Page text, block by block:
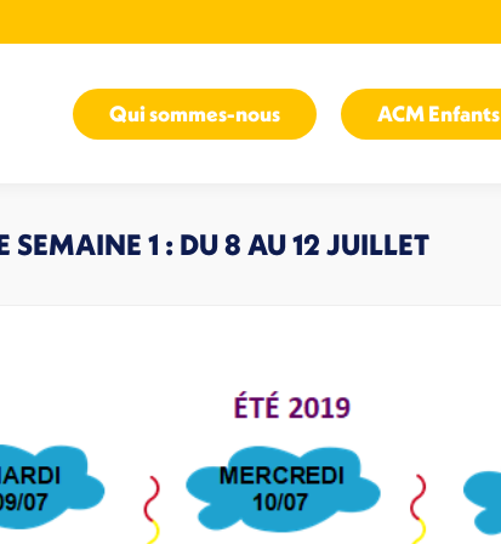
Qui sommes-nous ACM Enfants
SEMAINE 1 : DU 8 AU 12 JUILLET